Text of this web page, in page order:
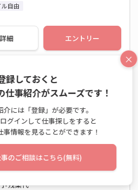
自由
細 エントリー
はじめる＞営業アシスタント
◎
/ 営業事務（受発注以外） / データエ
円
+残業代
×
録しておくと
仕事紹介がスムーズです！
には「登録」が必要です。
グインして仕事探しをすると
情報を見ることができます！
のご相談はこちら(無料)